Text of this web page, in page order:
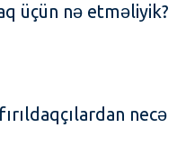
üçün nə etməliyik?
necə